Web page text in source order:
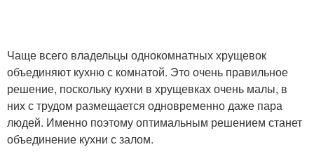
Чаще всего владельцы однокомнатных хрущевок
объединяют кухню с комнатой. Это очень правильное
решение, поскольку кухни в хрущевках очень малы, в
них с трудом размещается одновременно даже пара
людей. Именно поэтому оптимальным решением станет
объединение кухни с залом.